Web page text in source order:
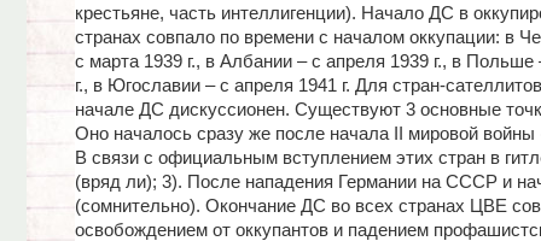
крестьяне, часть интеллигенции). Начало ДС в
странах совпало по времени с началом оккупации: в
с марта 1939 г., в Албании – с апреля 1939 г., в Польше
г., в Югославии – с апреля 1941 г. Для стран-
начале ДС дискуссионен. Существуют 3 основные
Оно началось сразу же после начала II мировой войны
В связи с официальным вступлением этих стран в
(вряд ли); 3). После нападения Германии на СССР и
(сомнительно). Окончание ДС во всех странах ЦВЕ
освобождением от оккупантов и падением